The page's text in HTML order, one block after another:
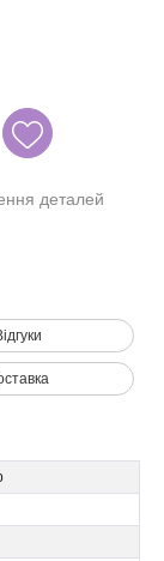
деталей